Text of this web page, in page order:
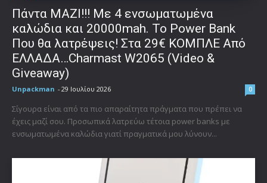
Πάντα ΜΑΖΙ!!! Με 4 ενσωματωμένα
καλώδια και 20000mah. Το Power Bank
Που θα λατρέψεις! Στα 29€ ΚΟΜΠΛΕ Από
ΕΛΛΑΔΑ…Charmast W2065 (Video &
Giveaway)
Unpackman - 29 Ιουλίου 2026 0
Σίγουρα είναι από τα πιο απαραίτητα πράγματα που πρέπει να
έχεις μαζί σου. Προσωπικά λατρεύω τέτοια power banks με
ενσωματωμένα καλώδια γιατί πραγματικά μου λύνουν...